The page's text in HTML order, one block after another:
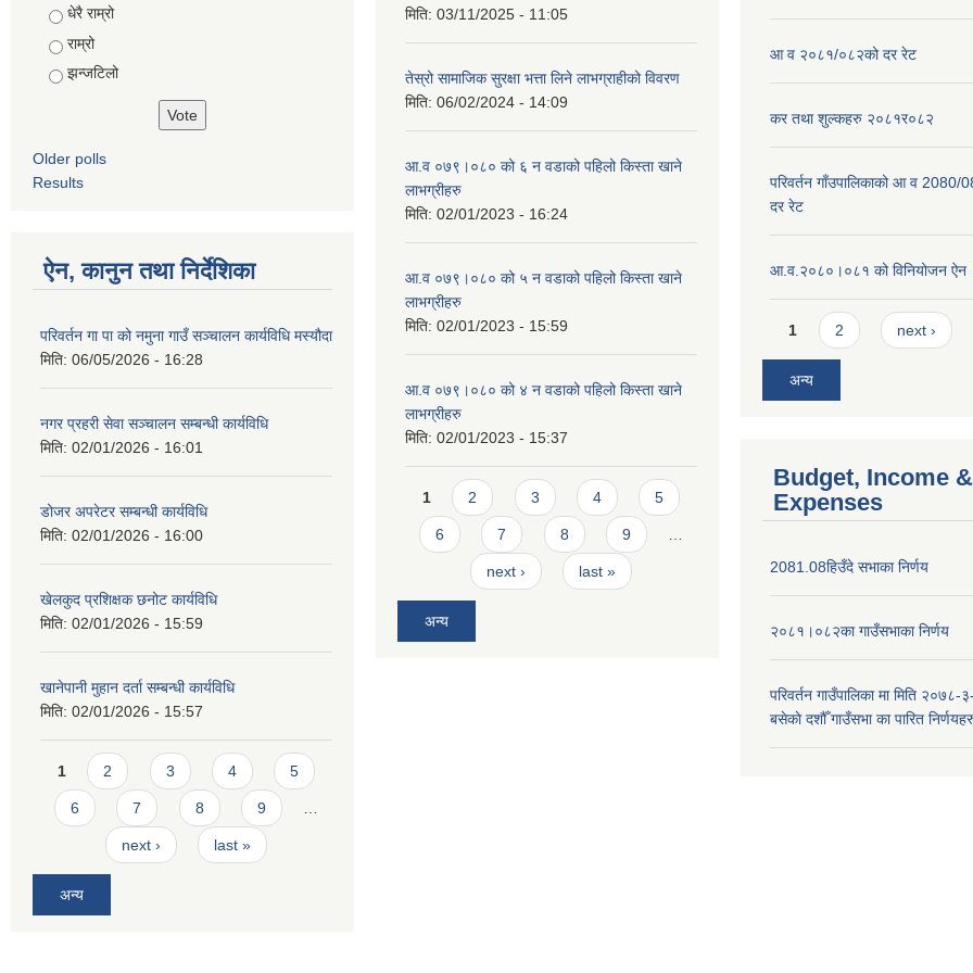
Choices
धेरै राम्रो
राम्रो
झन्जटिलो
Older polls
Results
ऐन, कानुन तथा निर्देशिका
परिवर्तन गा पा को नमुना गाउँ सञ्चालन कार्यविधि मस्यौदा
मिति: 06/05/2026 - 16:28
नगर प्रहरी सेवा सञ्चालन सम्बन्धी कार्यविधि
मिति: 02/01/2026 - 16:01
डोजर अपरेटर सम्बन्धी कार्यविधि
मिति: 02/01/2026 - 16:00
खेलकुद प्रशिक्षक छनोट कार्यविधि
मिति: 02/01/2026 - 15:59
खानेपानी मुहान दर्ता सम्बन्धी कार्यविधि
मिति: 02/01/2026 - 15:57
Pages
1 2 3 4 5
6 7 8 9
next › last »
अन्य
मिति: 03/11/2025 - 11:05
तेस्रो सामाजिक सुरक्षा भत्ता लिने लाभग्राहीको विवरण
मिति: 06/02/2024 - 14:09
आ.व ०७९।०८० को ६ न‌‍ वडाको पहिलो किस्ता खाने
लाभग्रीहरु
मिति: 02/01/2023 - 16:24
आ.व ०७९।०८० को ५ न‌‍ वडाको पहिलो किस्ता खाने
लाभग्रीहरु
मिति: 02/01/2023 - 15:59
आ.व ०७९।०८० को ४ न‌‍ वडाको पहिलो किस्ता खाने
लाभग्रीहरु
मिति: 02/01/2023 - 15:37
Pages
1 2 3 4 5
6 7 8 9
next › last »
अन्य
आ व २०८१/०८२को दर रेट
कर तथा शुल्कहरु २०८१र०८२
परिवर्तन गाँउपालिकाको आ व 2080/
दर रेट
आ.व.२०८०।०८१ को विनियोजन ऐन
Pages
1 2 next ›
अन्य
Budget, Income &
Expenses
2081.08हिउँदे सभाका निर्णय
२०८१।०८२का गाउँसभाका निर्णय
परिवर्तन गाउँपालिका मा मिति
बसेकाे दशौँ गाउँसभा का पारित